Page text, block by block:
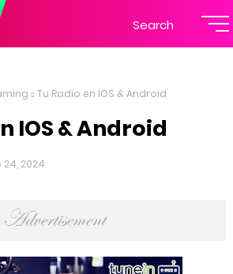
Search
Tu Radio en IOS & Android
IOS & Android
2024